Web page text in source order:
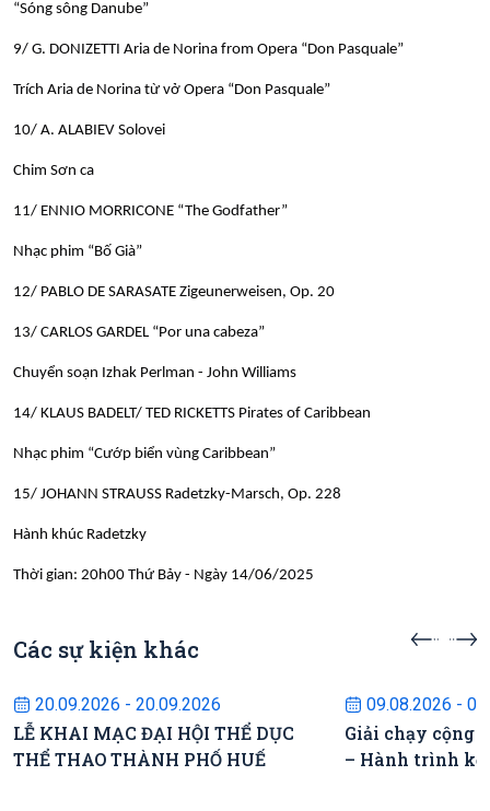
“Sóng sông Danube”
9/ G. DONIZETTI Aria de Norina from Opera “Don Pasquale”
Trích Aria de Norina từ vở Opera “Don Pasquale”
10/ A. ALABIEV Solovei
Chim Sơn ca
11/ ENNIO MORRICONE “The Godfather”
Nhạc phim “Bố Già”
12/ PABLO DE SARASATE Zigeunerweisen, Op. 20
13/ CARLOS GARDEL “Por una cabeza”
Chuyển soạn Izhak Perlman - John Williams
14/ KLAUS BADELT/ TED RICKETTS Pirates of Caribbean
Nhạc phim “Cướp biển vùng Caribbean”
15/ JOHANN STRAUSS Radetzky-Marsch, Op. 228
Hành khúc Radetzky
Thời gian: 20h00 Thứ Bảy - Ngày 14/06/2025
Các sự kiện khác
Sự kiện sắp diễn ra
20.09.2026 - 20.09.2026
LỄ KHAI MẠC ĐẠI HỘI THỂ DỤC
THỂ THAO THÀNH PHỐ HUẾ
09.08.2026 -
Giải chạy cộng
– Hành trình